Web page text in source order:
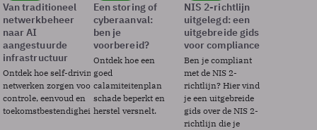
Van traditioneel
netwerkbeheer
naar AI
aangestuurde
infrastructuur
Ontdek hoe self-driving
netwerken zorgen voor
controle, eenvoud en
toekomstbestendigheid.
Een storing of
cyberaanval:
ben je
voorbereid?
Ontdek hoe een
goed
calamiteitenplan
schade beperkt en
herstel versnelt.
NIS 2-richtlijn
uitgelegd: een
uitgebreide gids
voor compliance
Ben je compliant
met de NIS 2-
richtlijn? Hier vind
je een uitgebreide
gids over de NIS 2-
richtlijn die je